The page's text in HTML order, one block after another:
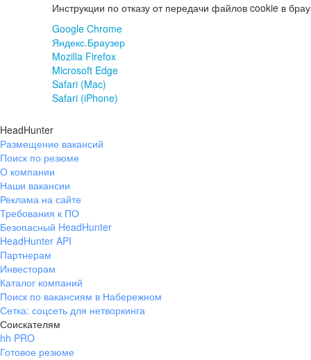
Инструкции по отказу от передачи файлов cookie в
Google Chrome
Яндекс.Браузер
Mozilla Firefox
Microsoft Edge
Safari (Mac)
Safari (iPhone)
HeadHunter
Размещение вакансий
Поиск по резюме
О компании
Наши вакансии
Реклама на сайте
Требования к ПО
Безопасный HeadHunter
HeadHunter API
Партнерам
Инвесторам
Каталог компаний
Поиск по вакансиям в Набережном
Сетка: соцсеть для нетворкинга
Соискателям
hh PRO
Готовое резюме